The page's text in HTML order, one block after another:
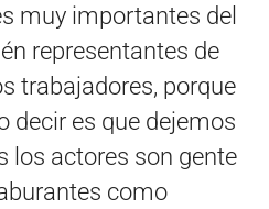
muy importantes del
representantes de
trabajadores, porque
decir es que dejemos
los actores son gente
como